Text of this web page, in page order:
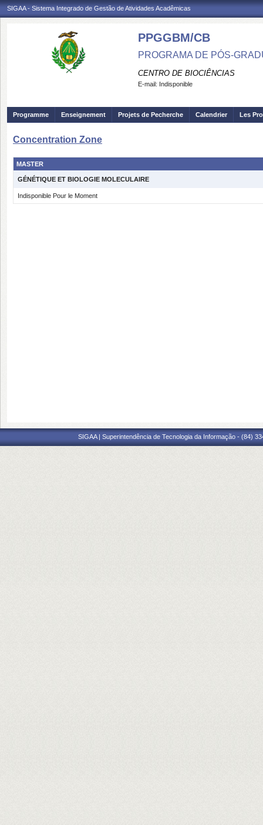
SIGAA - Sistema Integrado de Gestão de Atividades Acadêmicas
PPGGBM/CB
PROGRAMA DE PÓS-
CENTRO DE BIOCIÊNCIAS
E-mail: Indisponible
Programme Enseignement Projets de Pecherche Calendrier Les
Concentration Zone
MASTER
GÉNÉTIQUE ET BIOLOGIE MOLECULAIRE
Indisponible Pour le Moment
SIGAA | Superintendência de Tecnologia da Informação - (84)